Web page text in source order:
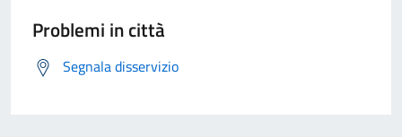
Problemi in città
Segnala disservizio